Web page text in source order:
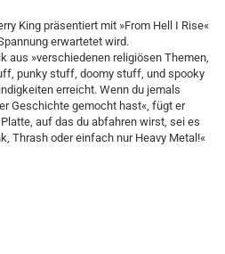
King präsentiert mit »From Hell I Rise«
erwartetet wird.
aus »verschiedenen religiösen Themen,
punky stuff, doomy stuff, und spooky
erreicht. Wenn du jemals
Geschichte gemocht hast«, fügt er
auf das du abfahren wirst, sei es
Thrash oder einfach nur Heavy Metal!«